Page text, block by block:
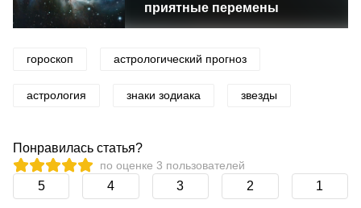
приятные перемены
гороскоп астрологический прогноз
астрология знаки зодиака звезды
Понравилась статья?
по оценке 3 пользователей
5 4 3 2 1